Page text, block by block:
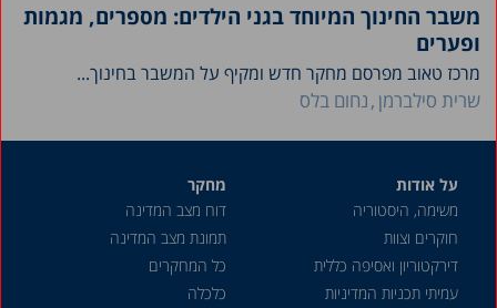
משבר החינוך המיוחד בגני הילדים: מספרים, מגמות
ופערים
מרכז טאוב מפרסם מחקר חדש ומקיף על המשבר בחינוך...
שרית סילברמן נחום בלס
על אודות
משימה, היסטוריה
חוקרים וצוות
דירקטוריון ואסיפה כללית
עמיתי תכניות המדיניות
מחקר
דוח מצב המדינה
תמונת מצב המדינה
כל המחקרים
כלכלה